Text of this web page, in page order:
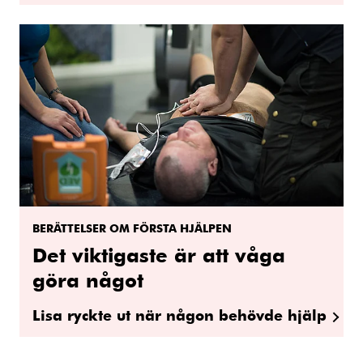
BERÄTTELSER OM FÖRSTA HJÄLPEN
Det viktigaste är att våga
göra något
Lisa ryckte ut när någon behövde hjälp